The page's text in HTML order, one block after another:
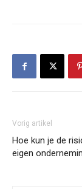
Vorig artikel
Hoe kun je de
eigen